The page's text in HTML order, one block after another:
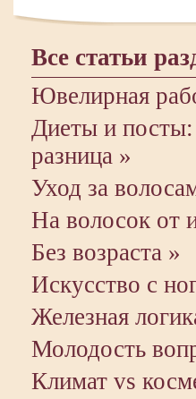
Все статьи
Ювелирная
Диеты и
разница »
Уход за
На волосок от
Без возраста »
Искусство с
Железная
Молодость
Климат vs